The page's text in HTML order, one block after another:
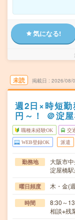
気になる!
未読 掲載日 2026/08/
週2日×時短
円～！ ＠淀
職種未経験OK 交
WEB登録OK 派遣
勤務地
大阪市
淀屋橋
曜日頻度 木・金(
時間
8:30～
相談※残